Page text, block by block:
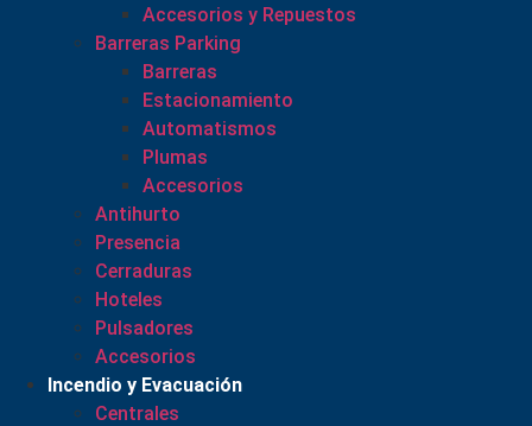
Accesorios y Repuestos
Barreras Parking
Barreras
Estacionamiento
Automatismos
Plumas
Accesorios
Antihurto
Presencia
Cerraduras
Hoteles
Pulsadores
Accesorios
Incendio y Evacuación
Centrales